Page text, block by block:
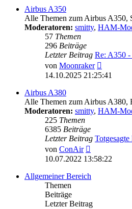
Airbus A350
Alle Themen zum Airbus A350,
Moderatoren: smitty, HAM-
57 Themen
296 Beiträge
Letzter Beitrag Re: A350
von Moonraker
Beitrag
14.10.2025 21:25:41
Airbus A380
Alle Themen zum Airbus A380,
Moderatoren: smitty, HAM-
225 Themen
6385 Beiträge
Letzter Beitrag
von ConAir
Beitrag
10.07.2022 13:58:22
Allgemeiner Bereich
Themen
Beiträge
Letzter Beitrag